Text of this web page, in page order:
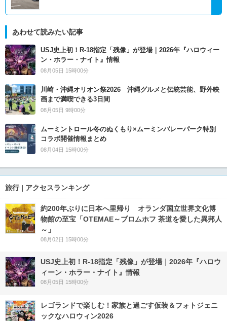
あわせて読みたい記事
USJ史上初！R-18指定「残像」が登場｜2026年『ハロウィー
ン・ホラー・ナイト』情報
08月05日 15時00分
川崎・沖縄オリオン祭2026 沖縄グルメと伝統芸能、野外映
画まで満喫できる3日間
08月05日 9時00分
ムーミントロール冬のぬくもり×ムーミンバレーパーク特別
コラボ開催情報まとめ
08月04日 15時00分
旅行 | アクセスランキング
約200年ぶりに日本へ里帰り オランダ国立世界文化博
物館の至宝「OTEMAE～ブロムホフ 茶道を愛した異邦人
～」
08月02日 15時00分
USJ史上初！R-18指定「残像」が登場｜2026年『ハロウ
ィーン・ホラー・ナイト』情報
08月05日 15時00分
レゴランドで楽しむ！家族と過ごす仮装＆フォトジェニ
ックなハロウィン2026